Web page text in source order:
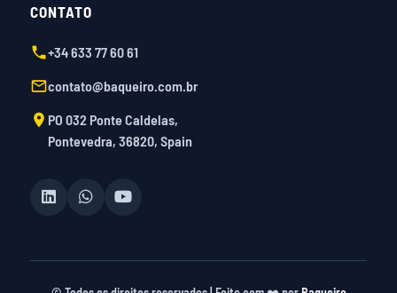
CONTATO
+34 633 77 60 61
contato@baqueiro.com.br
PO 032 Ponte Caldelas,
Pontevedra, 36820, Spain